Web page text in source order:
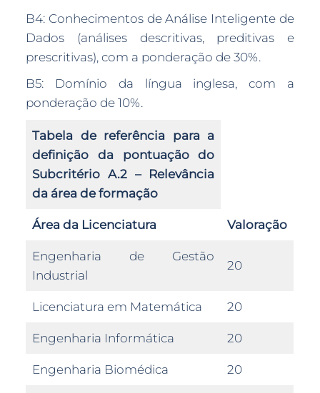
B4: Conhecimentos de Análise Inteligente de
Dados (análises descritivas, preditivas e
prescritivas), com a ponderação de 30%.
B5: Domínio da língua inglesa, com a
ponderação de 10%.
Tabela de referência para a
definição da pontuação do
Subcritério A.2 – Relevância
da área de formação
Área da Licenciatura Valoração
Engenharia de Gestão
Industrial
20
Licenciatura em Matemática 20
Engenharia Informática 20
Engenharia Biomédica 20